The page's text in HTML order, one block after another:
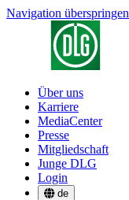
Navigation überspringen
Über uns
Karriere
MediaCenter
Presse
Mitgliedschaft
Junge DLG
Login
de